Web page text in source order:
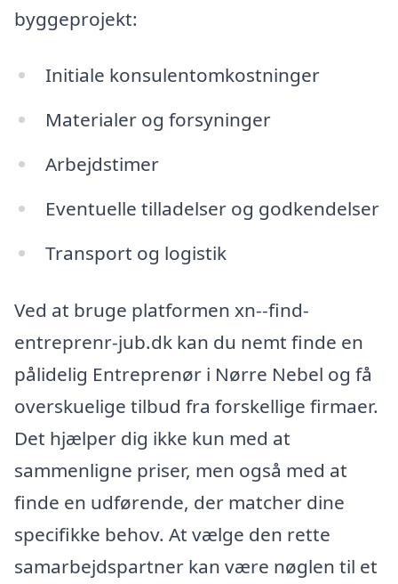
byggeprojekt:
Initiale konsulentomkostninger
Materialer og forsyninger
Arbejdstimer
Eventuelle tilladelser og godkendelser
Transport og logistik
Ved at bruge platformen xn--find-
entreprenr-jub.dk kan du nemt finde en
pålidelig Entreprenør i Nørre Nebel og få
overskuelige tilbud fra forskellige firmaer.
Det hjælper dig ikke kun med at
sammenligne priser, men også med at
finde en udførende, der matcher dine
specifikke behov. At vælge den rette
samarbejdspartner kan være nøglen til et